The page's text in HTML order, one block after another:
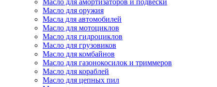
Масло для амортизаторов и подвески
Масло для оружия
Масла для автомобилей
Масло для мотоциклов
Масло для гидроциклов
Масло для грузовиков
Масло для комбайнов
Масло для газонокосилок и триммеров
Масло для кораблей
Масло для цепных пил